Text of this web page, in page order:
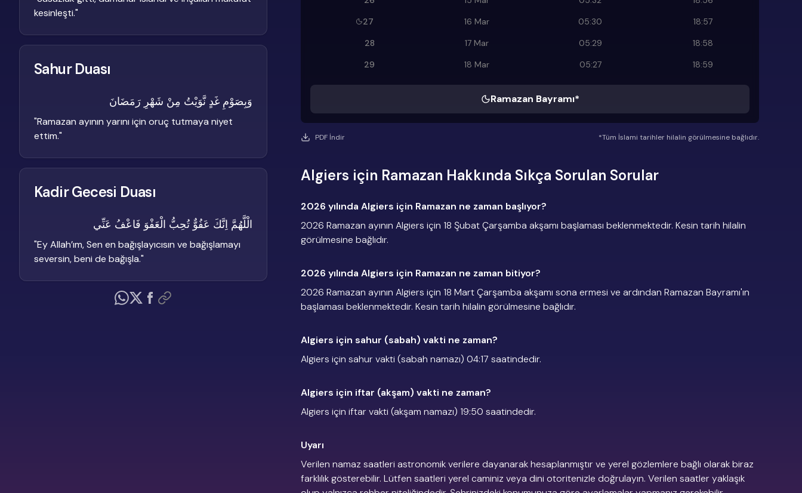
27
16 Mar 05:30
18:57
28
17 Mar 05:29
18:58
29
18 Mar 05:27 18:59
Ramazan Bayramı*
PDF İndir *Tüm İslami tarihler hilalin görülmesine bağlıdır.
Algiers için Ramazan Hakkında Sıkça Sorulan Sorular
2026 yılında Algiers için Ramazan ne zaman başlıyor?
2026 Ramazan ayının Algiers için 18 Şubat Çarşamba akşamı başlaması beklenmektedir. Kesin tarih hilalin
görülmesine bağlıdır.
2026 yılında Algiers için Ramazan ne zaman bitiyor?
2026 Ramazan ayının Algiers için 18 Mart Çarşamba akşamı sona ermesi ve ardından Ramazan Bayramı'ın
başlaması beklenmektedir. Kesin tarih hilalin görülmesine bağlıdır.
Algiers için sahur (sabah) vakti ne zaman?
Algiers için sahur vakti (sabah namazı) 04:17 saatindedir.
Algiers için iftar (akşam) vakti ne zaman?
Algiers için iftar vakti (akşam namazı) 19:50 saatindedir.
Uyarı
Verilen namaz saatleri astronomik verilere dayanarak hesaplanmıştır ve yerel gözlemlere bağlı olarak biraz
farklılık gösterebilir. Lütfen saatleri yerel caminiz veya dini otoritenizle doğrulayın. Verilen saatler yaklaşık
kesinleşti."
Sahur Duası
وَبِصَوْمِ غَدٍ نَّوَيْتُ مِنْ شَهْرِ رَمَضَانَ
"Ramazan ayının yarını için oruç tutmaya niyet
ettim."
Kadir Gecesi Duası
الْلَّهُمَّ اِنَّكَ عَفُوٌّ تُحِبُّ الْعَفْوَ فَاعْفُ عَنِّي
"Ey Allah’ım, Sen en bağışlayıcısın ve bağışlamayı
seversin, beni de bağışla."